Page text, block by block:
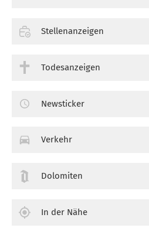
Stellenanzeigen
Todesanzeigen
Newsticker
Verkehr
Dolomiten
In der Nähe